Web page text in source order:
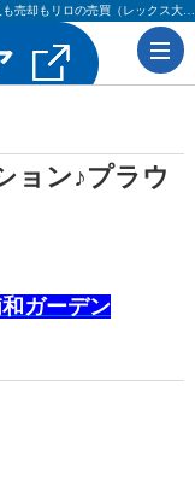
ョン♪プラウ
ガーデン